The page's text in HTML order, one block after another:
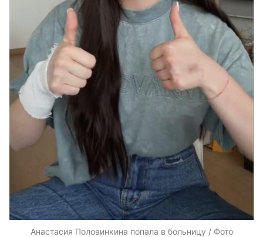
Анастасия Половинкина попала в больницу / Фото